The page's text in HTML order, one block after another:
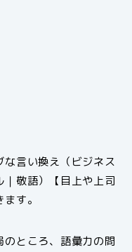
言い換え（ビジネス
｜敬語）【目上や上司
す。
ところ、語彙力の問